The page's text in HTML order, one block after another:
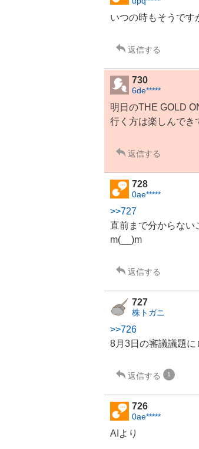
いつの時もそうで
返信する
730
6de*****
明日のTHE GOLD
行く方は楽しんでき
返信する
728
0ae*****
>>727
直前まで分からない
m(__)m
返信する
727
株トガニ
>>726
8月3日の審議議題に
返信する 1
726
0ae*****
AIより